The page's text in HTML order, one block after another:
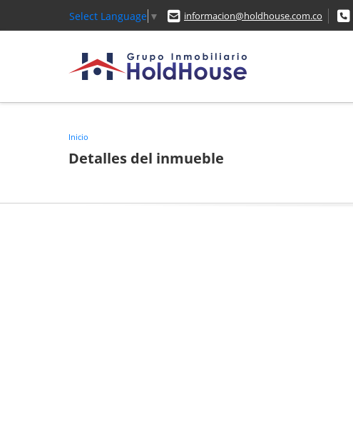
Select Language ▼ informacion@holdhouse.com.co
Inicio
Detalles del inmueble